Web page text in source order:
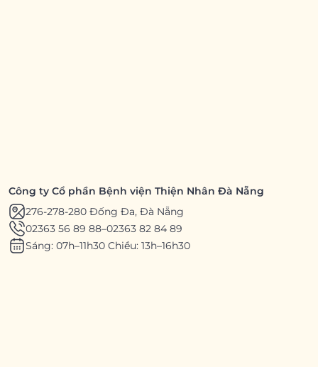
Công ty Cổ phần Bệnh viện Thiện Nhân Đà Nẵng
276-278-280 Đống Đa, Đà Nẵng
02363 56 89 88–02363 82 84 89
Sáng: 07h–11h30 Chiều: 13h–16h30